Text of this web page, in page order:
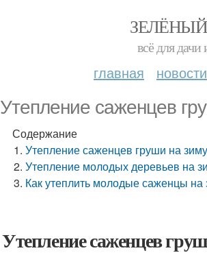
всё для дачи
главная новости
Утепление саженцев
Содержание
Утепление саженцев груши на
Утепление молодых деревьев на
Как утеплить молодые саженцы
Утепление саженцев